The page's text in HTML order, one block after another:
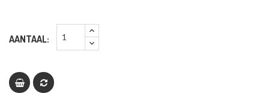
AANTAAL: